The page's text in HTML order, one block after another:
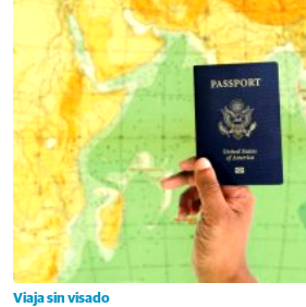
Viaja sin visado